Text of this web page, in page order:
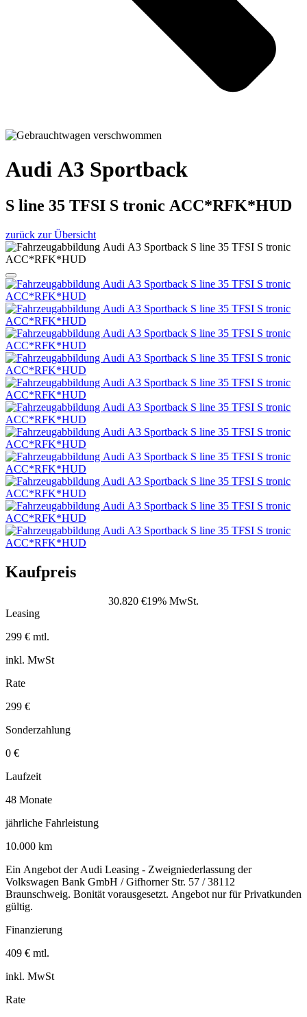
Audi A3 Sportback
S line 35 TFSI S tronic ACC*RFK*HUD
zurück zur Übersicht
Kaufpreis
30.820 €19% MwSt.
Leasing
299 € mtl.
inkl. MwSt
Rate
299 €
Sonderzahlung
0 €
Laufzeit
48 Monate
jährliche Fahrleistung
10.000 km
Ein Angebot der Audi Leasing - Zweigniederlassung der
Volkswagen Bank GmbH / Gifhorner Str. 57 / 38112
Braunschweig. Bonität vorausgesetzt. Angebot nur für Privatkunden
gültig.
Finanzierung
409 € mtl.
inkl. MwSt
Rate